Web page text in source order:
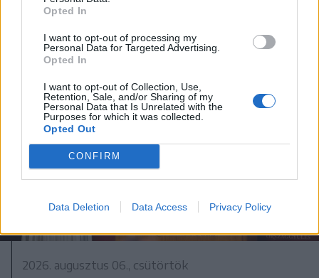
Opted In
I want to opt-out of processing my
Personal Data for Targeted Advertising.
Opted In
I want to opt-out of Collection, Use,
Retention, Sale, and/or Sharing of my
Personal Data that Is Unrelated with the
Purposes for which it was collected.
Opted Out
CONFIRM
Data Deletion Data Access Privacy Policy
2026. augusztus 06., csütörtök